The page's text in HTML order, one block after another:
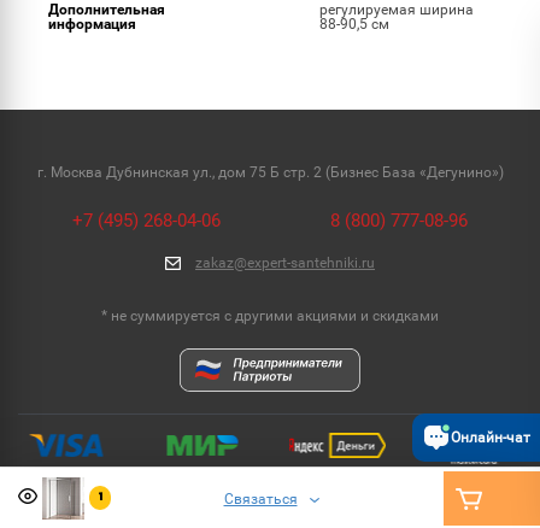
Дополнительная
информация
регулируемая ширина
88-90,5 см
г. Москва Дубнинская ул., дом 75 Б стр. 2 (Бизнес База «Дегунино»)
+7 (495) 268-04-06 8 (800) 777-08-96
zakaz@expert-santehniki.ru
* не суммируется с другими акциями и скидками
1 Связаться
Онлайн-чат